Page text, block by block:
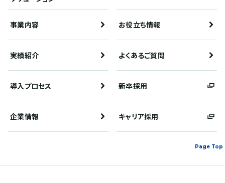
事業内容 お役立ち情報
実績紹介 よくあるご質問
導入プロセス 新卒採用
企業情報 キャリア採用
Page Top